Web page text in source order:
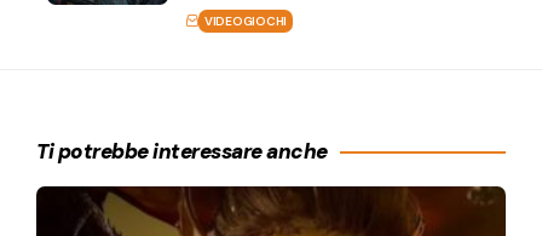
VIDEOGIOCHI
Ti potrebbe interessare anche